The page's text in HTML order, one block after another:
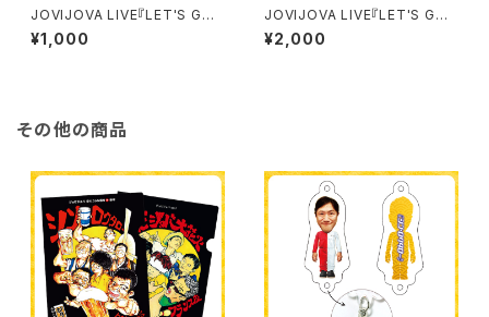
JOVIJOVA LIVE『LET'S GO
SIX MONKEYS』パンフレット[2
025/9/15にて完全終売]
¥1,000
JOVIJOVA LIVE『LET'S GO
SIX MONKEYS』デニムトート
[2025/9/15にて完全終売]
¥2,000
その他の商品